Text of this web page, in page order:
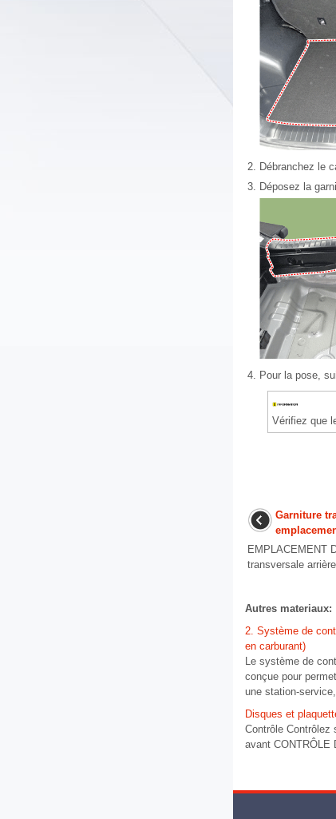
2. Débranchez le
3. Déposez la
4. Pour la pose,
Vérifiez que
Garniture
EMPLACEMENT
transversale
Autres materiaux:
2. Système de
en carburant)
Le système de
conçue pour
une station-
Disques et
Contrôle
avant CONTRÔLE